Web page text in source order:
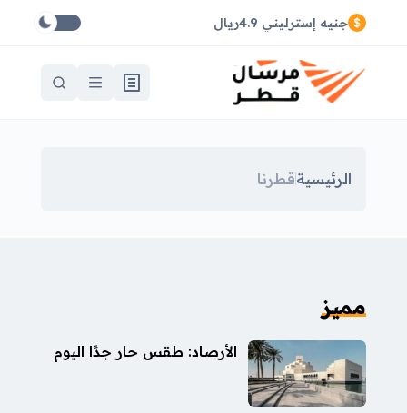
جنيه إسترليني 4.9ريال
الرئيسيةقطرنا
مميز
الأرصاد: طقس حار جدًا اليوم